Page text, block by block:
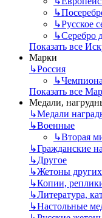
↳
↳Русское
↳Серебро
Показать все
Марки
↳Россия
↳
Показать все
Медали,
↳Mедали
↳Военные
↳Вторая
↳Гражданские
↳Другое
↳Жетоны других
↳Копии,
↳Литература,
↳Настольные